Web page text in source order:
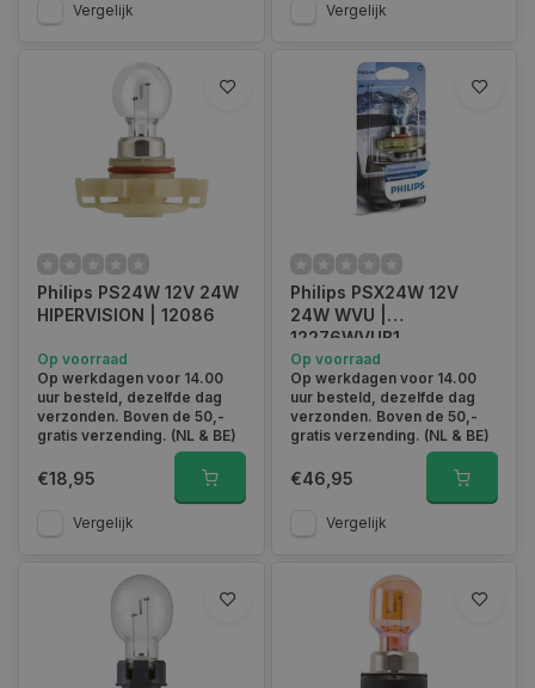
Vergelijk Vergelijk
Philips PS24W 12V 24W
HIPERVISION | 12086
Op voorraad
Op werkdagen voor 14.00
uur besteld, dezelfde dag
verzonden. Boven de 50,-
gratis verzending. (NL & BE)
€18,95
Vergelijk
Philips PSX24W 12V
24W WVU |
12276WVUB1
Op voorraad
Op werkdagen voor 14.00
uur besteld, dezelfde dag
verzonden. Boven de 50,-
gratis verzending. (NL & BE)
€46,95
Vergelijk